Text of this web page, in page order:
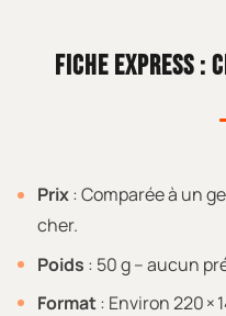
FICHE EXPRESS :
Prix: Comparée à un
cher.
Poids : 50 g – aucun
Format: Environ 220 ×